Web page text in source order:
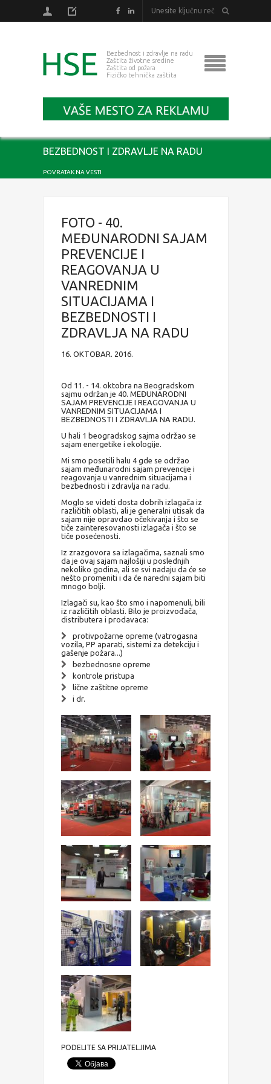
Bezbednost i zdravlje na radu
Zaštita životne sredine
Zaštita od požara
Fizičko tehnička zaštita
BEZBEDNOST I ZDRAVLJE NA RADU
POVRATAK NA VESTI
FOTO - 40.
MEĐUNARODNI SAJAM
PREVENCIJE I
REAGOVANJA U
VANREDNIM
SITUACIJAMA I
BEZBEDNOSTI I
ZDRAVLJA NA RADU
16. OKTOBAR. 2016.
Od 11. - 14. oktobra na Beogradskom
sajmu održan je 40. MEĐUNARODNI
SAJAM PREVENCIJE I REAGOVANJA U
VANREDNIM SITUACIJAMA I
BEZBEDNOSTI I ZDRAVLJA NA RADU.
U hali 1 beogradskog sajma održao se
sajam energetike i ekologije.
Mi smo posetili halu 4 gde se održao
sajam međunarodni sajam prevencije i
reagovanja u vanrednim situacijama i
bezbednosti i zdravlja na radu.
Moglo se videti dosta dobrih izlagača iz
različitih oblasti, ali je generalni utisak da
sajam nije opravdao očekivanja i što se
tiče zainteresovanosti izlagača i što se
tiče posećenosti.
Iz zrazgovora sa izlagačima, saznali smo
da je ovaj sajam najlošiji u poslednjih
nekoliko godina, ali se svi nadaju da će se
nešto promeniti i da će naredni sajam biti
mnogo bolji.
Izlagači su, kao što smo i napomenuli, bili
iz različitih oblasti. Bilo je proizvođača,
distributera i prodavaca:
protivpožarne opreme (vatrogasna
vozila, PP aparati, sistemi za detekciju i
gašenje požara...)
bezbednosne opreme
kontrole pristupa
lične zaštitne opreme
i dr.
PODELITE SA PRIJATELJIMA